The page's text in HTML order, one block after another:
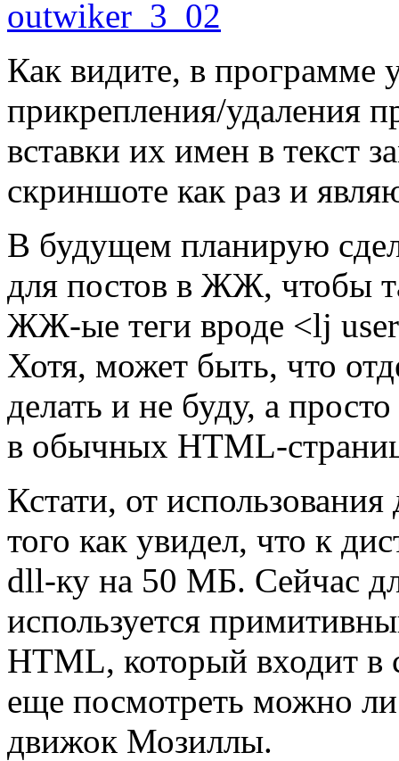
Как видите, в программе
прикрепления/удаления
вставки их имен в текст
скриншоте как раз и
В будущем планирую
для постов в ЖЖ, чтобы
ЖЖ-ые теги вроде <lj
Хотя, может быть, что
делать и не буду, а
в обычных HTML-
Кстати, от
того как увидел, что к
dll-ку на 50 МБ. Сейчас
используется
HTML, который входит в
еще посмотреть можно
движок Мозиллы.